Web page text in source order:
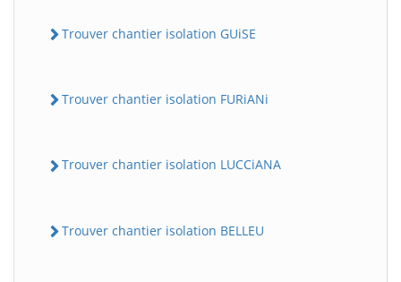
Trouver chantier isolation GUiSE
Trouver chantier isolation FURiANi
Trouver chantier isolation LUCCiANA
Trouver chantier isolation BELLEU